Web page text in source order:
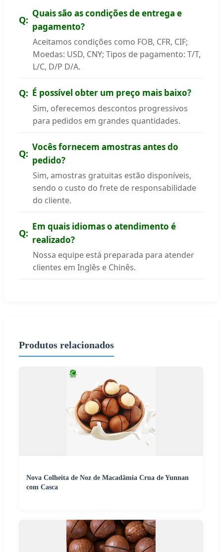
Quais são as condições de entrega e
pagamento?
Aceitamos condições como FOB, CFR, CIF;
Moedas: USD, CNY; Tipos de pagamento: T/T,
L/C, D/P D/A.
É possível obter um preço mais baixo?
Sim, oferecemos descontos progressivos
para pedidos em grandes quantidades.
Vocês fornecem amostras antes do
pedido?
Sim, amostras gratuitas estão disponíveis,
sendo o custo do frete de responsabilidade
do cliente.
Em quais idiomas o atendimento é
realizado?
Nossa equipe está preparada para atender
clientes em Inglês e Chinês.
Produtos relacionados
Nova Colheita de Noz de Macadâmia Crua de Yunnan
com Casca